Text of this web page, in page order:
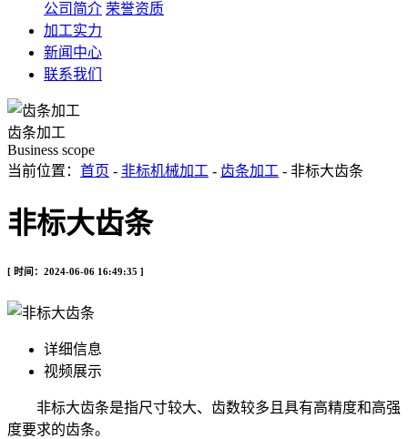
公司简介 荣誉资质
加工实力
新闻中心
联系我们
齿条加工
Business scope
当前位置： 首页 - 非标机械加工 - 齿条加工 - 非标大齿条
非标大齿条
[ 时间：2024-06-06 16:49:35 ]
详细信息
视频展示
非标大齿条是指尺寸较大、齿数较多且具有高精度和高强
度要求的齿条。